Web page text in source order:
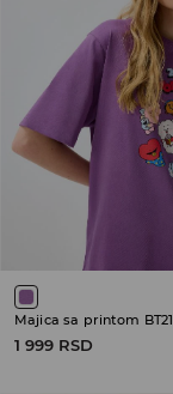
Majica sa printom BT21
1 999 RSD